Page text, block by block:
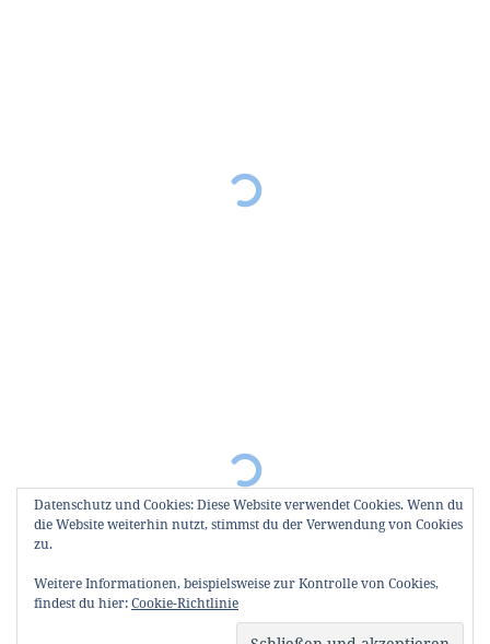
Datenschutz und Cookies: Diese Website verwendet Cookies. Wenn du
die Website weiterhin nutzt, stimmst du der Verwendung von Cookies
zu.
Weitere Informationen, beispielsweise zur Kontrolle von Cookies,
findest du hier:Cookie-Richtlinie